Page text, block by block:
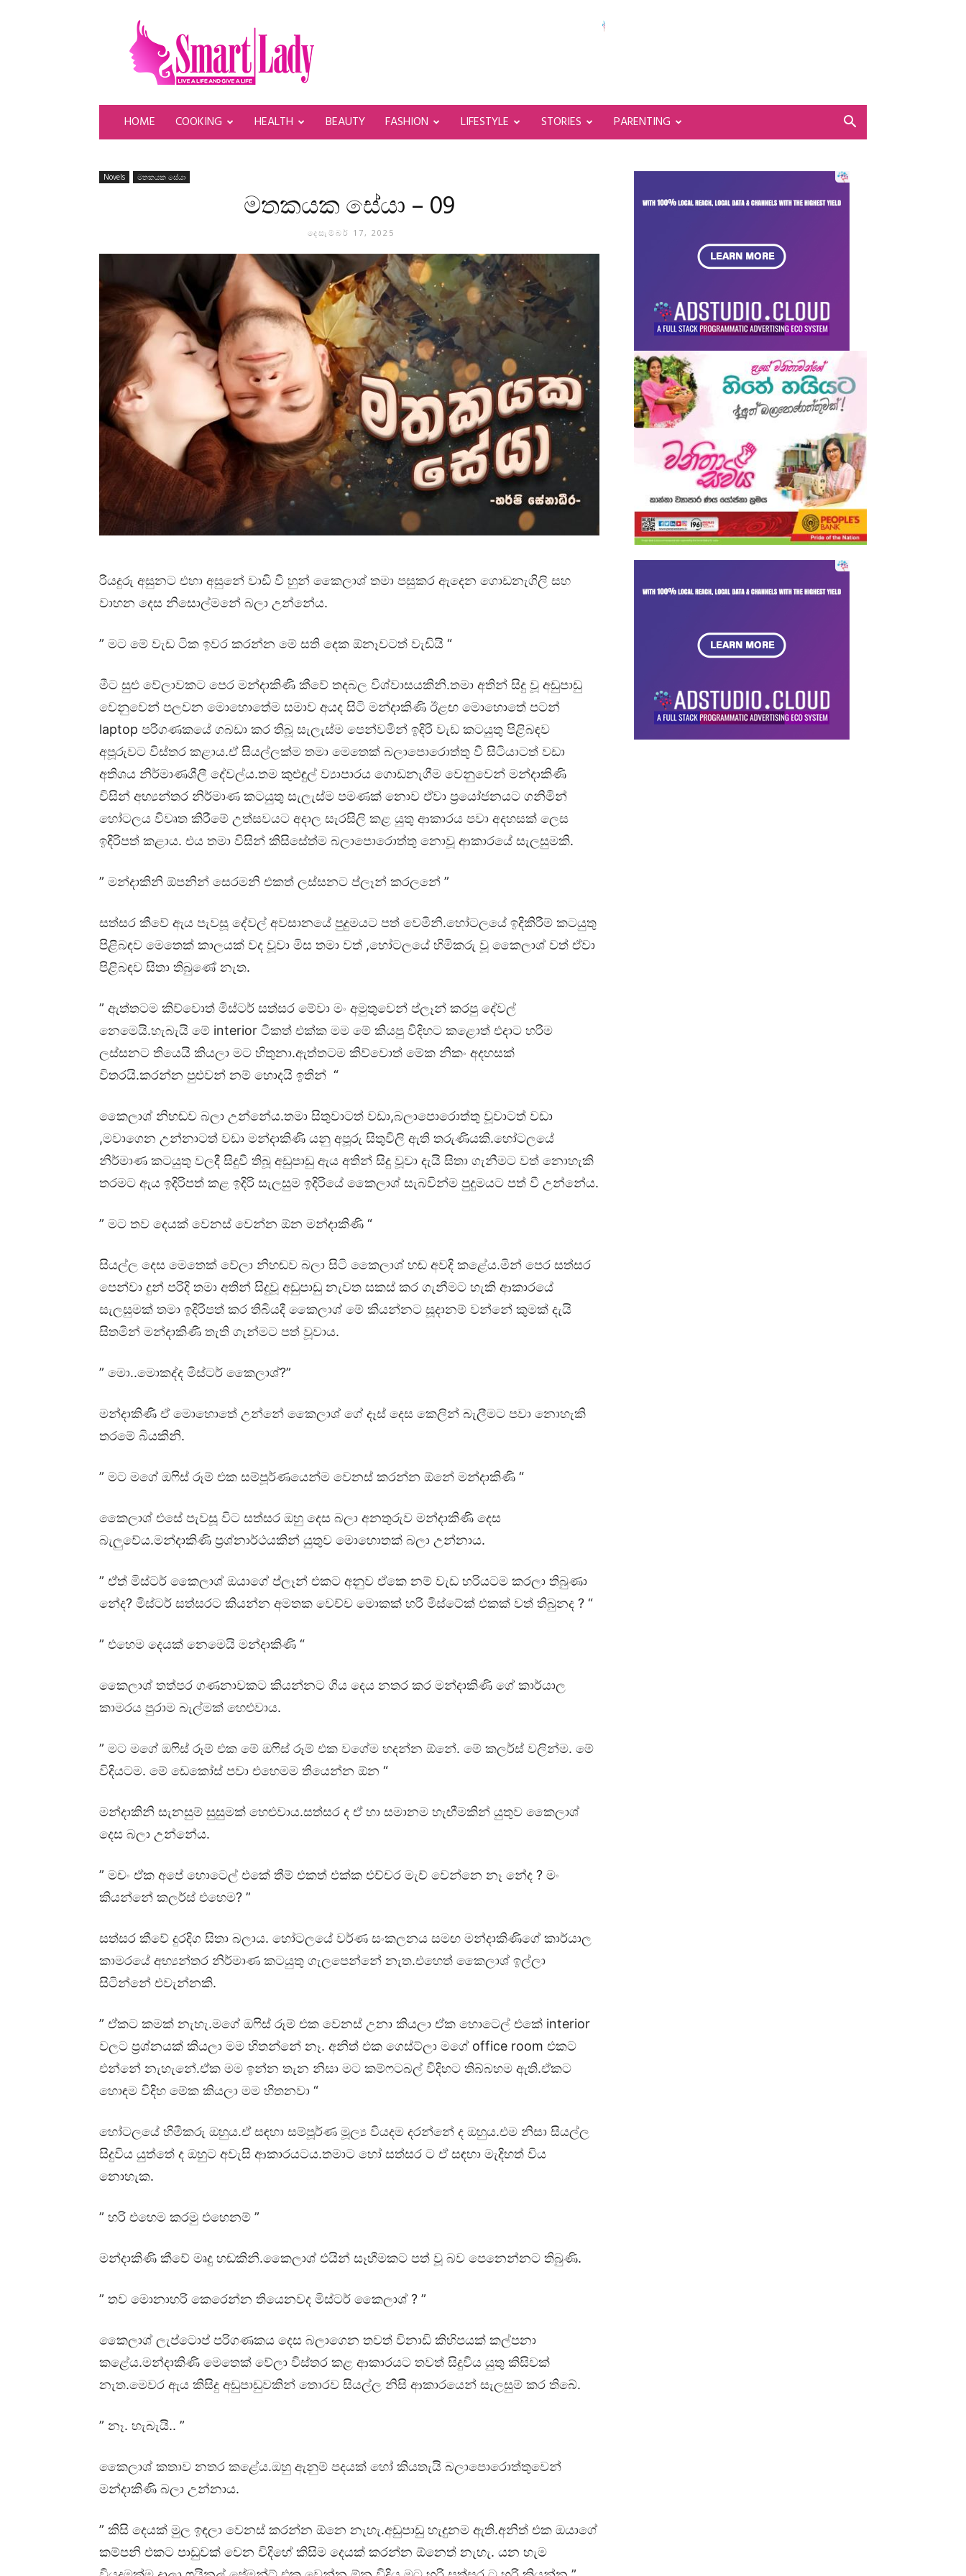
SmartLady
HOME COOKING HEALTH BEAUTY FASHION LIFESTYLE STORIES PARENTING
Novels මතකයක සේයා
මතකයක සේයා – 09
දෙසැම්බර් 17, 2025
රියදුරු අසුනට එහා අසුනේ වාඩි වී හුන් කෛලාශ් තමා පසුකර ඇදෙන ගොඩනැගිලි සහ
වාහන දෙස නිසොල්මනේ බලා උන්නේය.
” මට මේ වැඩ ටික ඉවර කරන්න මේ සති දෙක ඕනෑවටත් වැඩියි “
මීට සුළු වේලාවකට පෙර මන්දාකිණි කීවේ තදබල විශ්වාසයකිනි.තමා අතින් සිදු වූ අඩුපාඩු
වෙනුවෙන් පලවන මොහොතේම සමාව අයද සිටි මන්දාකිණි ඊළඟ මොහොතේ පටන්
laptop පරිගණකයේ ගබඩා කර තිබූ සැලැස්ම පෙන්වමින් ඉදිරි වැඩ කටයුතු පිළිබඳව
අපූරුවට විස්තර කළාය.ඒ සියල්ලක්ම තමා මෙතෙක් බලාපොරොත්තු වී සිටියාටත් වඩා
අතිශය නිර්මාණශීලී දේවල්ය.තම කුළුඳුල් ව්‍යාපාරය ගොඩනැගීම වෙනුවෙන් මන්දාකිණි
විසින් අභ්‍යන්තර නිර්මාණ කටයුතු සැලැස්ම පමණක් නොව ඒවා ප්‍රයෝජනයට ගනිමින්
හෝටලය විවෘත කිරීමේ උත්සවයට අදාල සැරසිලි කළ යුතු ආකාරය පවා අදහසක් ලෙස
ඉදිරිපත් කළාය. එය තමා විසින් කිසිසේත්ම බලාපොරොත්තු නොවූ ආකාරයේ සැලසුමකි.
” මන්දාකිනි ඕපනින් සෙරමනි එකත් ලස්සනට ප්ලෑන් කරලනේ ”
සත්සර කීවේ ඇය පැවසූ දේවල් අවසානයේ පුදුමයට පත් වෙමිනි.හෝටලයේ ඉදිකිරීම් කටයුතු
පිළිබඳව මෙතෙක් කාලයක් වද වූවා මිස තමා වත් ,හෝටලයේ හිමිකරු වූ කෛලාශ් වත් ඒවා
පිළිබඳව සිතා තිබුණේ නැත.
” ඇත්තටම කිව්වොත් මිස්ටර් සත්සර මේවා මං අමුතුවෙන් ප්ලෑන් කරපු දේවල්
නෙමෙයි.හැබැයි මේ interior ටිකත් එක්ක මම මේ කියපු විදිහට කළොත් එදාට හරිම
ලස්සනට තියෙයි කියලා මට හිතුනා.ඇත්තටම කිව්වොත් මේක නිකං අදහසක්
විතරයි.කරන්න පුළුවන් නම් හොදයි ඉතින් “
කෛලාශ් නිහඬව බලා උන්නේය.තමා සිතුවාටත් වඩා,බලාපොරොත්තු වූවාටත් වඩා
,මවාගෙන උන්නාටත් වඩා මන්දාකිණි යනු අපූරු සිතුවිලි ඇති තරුණියකි.හෝටලයේ
නිර්මාණ කටයුතු වලදී සිදුවී තිබූ අඩුපාඩු ඇය අතින් සිදු වූවා දැයි සිතා ගැනීමට වත් නොහැකි
තරමට ඇය ඉදිරිපත් කළ ඉදිරි සැලසුම ඉදිරියේ කෛලාශ් සැබවින්ම පුදුමයට පත් වී උන්නේය.
” මට තව දෙයක් වෙනස් වෙන්න ඕන මන්දාකිණි “
සියල්ල දෙස මෙතෙක් වේලා නිහඬව බලා සිටි කෛලාශ් හඬ අවදි කළේය.මින් පෙර සත්සර
පෙන්වා දුන් පරිදි තමා අතින් සිදුවූ අඩුපාඩු නැවත සකස් කර ගැනීමට හැකි ආකාරයේ
සැලසුමක් තමා ඉදිරිපත් කර තිබියදී කෛලාශ් මේ කියන්නට සූදානම් වන්නේ කුමක් දැයි
සිතමින් මන්දාකිණි තැති ගැන්මට පත් වූවාය.
” මො..මොකද්ද මිස්ටර් කෛලාශ්?”
මන්දාකිණි ඒ මොහොතේ උන්නේ කෛලාශ් ගේ දෑස් දෙස කෙලින් බැලීමට පවා නොහැකි
තරමේ බියකිනි.
” මට මගේ ඔෆිස් රූම් එක සම්පූර්ණයෙන්ම වෙනස් කරන්න ඕනේ මන්දාකිණි “
කෛලාශ් එසේ පැවසූ විට සත්සර ඔහු දෙස බලා අනතුරුව මන්දාකිණි දෙස
බැලුවේය.මන්දාකිණි ප්‍රශ්නාර්ථයකින් යුතුව මොහොතක් බලා උන්නාය.
” ඒත් මිස්ටර් කෛලාශ් ඔයාගේ ප්ලෑන් එකට අනුව ඒකෙ නම් වැඩ හරියටම කරලා තිබුණා
නේද? මිස්ටර් සත්සරට කියන්න අමතක වෙච්ච මොකක් හරි මිස්ටේක් එකක් වත් තිබුනද ? “
” එහෙම දෙයක් නෙමෙයි මන්දාකිණි “
කෛලාශ් තත්පර ගණනාවකට කියන්නට ගිය දෙය නතර කර මන්දාකිණි ගේ කාර්යාල
කාමරය පුරාම බැල්මක් හෙළුවාය.
” මට මගේ ඔෆිස් රූම් එක මේ ඔෆිස් රූම් එක වගේම හදන්න ඕනේ. මේ කලර්ස් වලින්ම. මේ
විදියටම. මේ ඩෙකෝස් පවා එහෙමම තියෙන්න ඕන “
මන්දාකිනි සැනසුම් සුසුමක් හෙළුවාය.සත්සර ද ඒ හා සමානම හැඟීමකින් යුතුව කෛලාශ්
දෙස බලා උන්නේය.
” මචං ඒක අපේ හොටෙල් එකේ තීම් එකත් එක්ක එච්චර මැච් වෙන්නෙ නෑ නේද ? මං
කියන්නේ කලර්ස් එහෙම? ”
සත්සර කීවේ දුරදිග සිතා බලාය. හෝටලයේ වර්ණ සංකලනය සමඟ මන්දාකිණිගේ කාර්යාල
කාමරයේ අභ්‍යන්තර නිර්මාණ කටයුතු ගැලපෙන්නේ නැත.එහෙත් කෛලාශ් ඉල්ලා
සිටින්නේ එවැන්නකි.
” ඒකට කමක් නැහැ.මගේ ඔෆිස් රූම් එක වෙනස් උනා කියලා ඒක හොටෙල් එකේ interior
වලට ප්‍රශ්නයක් කියලා මම හිතන්නේ නෑ. අනිත් එක ගෙස්ට්ලා මගේ office room එකට
එන්නේ නැහැනේ.ඒක මම ඉන්න තැන නිසා මට කම්ෆටබල් විදිහට තිබ්බහම ඇති.ඒකට
හොඳම විදිහ මේක කියලා මම හිතනවා “
හෝටලයේ හිමිකරු ඔහුය.ඒ සඳහා සම්පූර්ණ මූල්‍ය වියදම දරන්නේ ද ඔහුය.එම නිසා සියල්ල
සිදුවිය යුත්තේ ද ඔහුට අවැසි ආකාරයටය.තමාට හෝ සත්සර ට ඒ සඳහා මැදිහත් විය
නොහැක.
” හරි එහෙම කරමු එහෙනම් ”
මන්දාකිණි කීවේ මෘදු හඬකිනි.කෛලාශ් එයින් සෑහීමකට පත් වූ බව පෙනෙන්නට තිබුණි.
” තව මොනාහරි කෙරෙන්න තියෙනවද මිස්ටර් කෛලාශ් ? ”
කෛලාශ් ලැප්ටොප් පරිගණකය දෙස බලාගෙන තවත් විනාඩි කිහිපයක් කල්පනා
කළේය.මන්දාකිණි මෙතෙක් වේලා විස්තර කළ ආකාරයට තවත් සිදුවිය යුතු කිසිවක්
නැත.මෙවර ඇය කිසිදු අඩුපාඩුවකින් තොරව සියල්ල නිසි ආකාරයෙන් සැලසුම් කර තිබේ.
” නෑ. හැබැයි.. ”
කෛලාශ් කතාව නතර කළේය.ඔහු ඇනුම් පදයක් හෝ කියතැයි බලාපොරොත්තුවෙන්
මන්දාකිණි බලා උන්නාය.
” කිසි දෙයක් මුල ඉඳලා වෙනස් කරන්න ඕනෙ නැහැ.අඩුපාඩු හැදුනම ඇති.අනිත් එක ඔයාගේ
කම්පනි එකට පාඩුවක් වෙන විදිහේ කිසිම දෙයක් කරන්න ඕනෙත් නැහැ. යන හැම